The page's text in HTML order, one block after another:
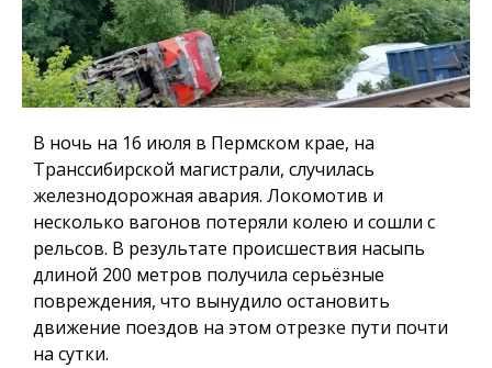
В ночь на 16 июля в Пермском крае, на
Транссибирской магистрали, случилась
железнодорожная авария. Локомотив и
несколько вагонов потеряли колею и сошли с
рельсов. В результате происшествия насыпь
длиной 200 метров получила серьёзные
повреждения, что вынудило остановить
движение поездов на этом отрезке пути почти
на сутки.